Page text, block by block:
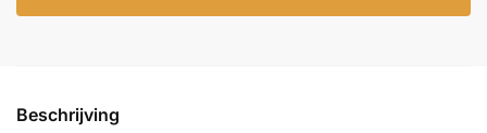
Beschrijving